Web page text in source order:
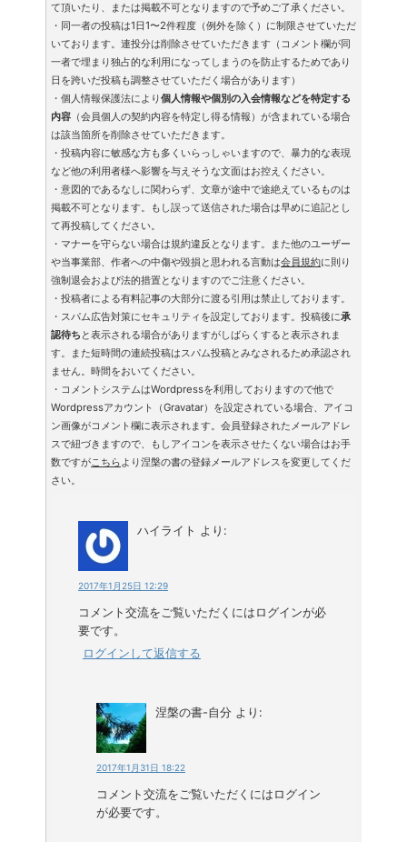
て頂いたり、または掲載不可となりますので予めご了承ください。
・同一者の投稿は1日1〜2件程度（例外を除く）に制限させていただ
いております。連投分は削除させていただきます（コメント欄が同
一者で埋まり独占的な利用になってしまうのを防止するためであり
日を跨いだ投稿も調整させていただく場合があります）
・個人情報保護法により個人情報や個別の入会情報などを特定する
内容 （会員個人の契約内容を特定し得る情報）が含まれている場合
は該当箇所を削除させていただきます。
・投稿内容に敏感な方も多くいらっしゃいますので、暴力的な表現
など他の利用者様へ影響を与えそうな文面はお控えください。
・意図的であるなしに関わらず、文章が途中で途絶えているものは
掲載不可となります。もし誤って送信された場合は早めに追記とし
て再投稿してください。
・マナーを守らない場合は規約違反となります。また他のユーザー
や当事業部、作者への中傷や毀損と思われる言動は会員規約に則り
強制退会および法的措置となりますのでご注意ください。
・投稿者による有料記事の大部分に渡る引用は禁止しております。
・スパム広告対策にセキュリティを設定しております。投稿後に承
認待ち と表示される場合がありますがしばらくすると表示されま
す。また短時間の連続投稿はスパム投稿とみなされるため承認され
ません。時間をおいてください。
・コメントシステムはWordpressを利用しておりますので他で
Wordpressアカウント（Gravatar）を設定されている場合、アイコ
ン画像がコメント欄に表示されます。会員登録されたメールアドレ
スで紐づきますので、もしアイコンを表示させたくない場合はお手
数ですがこちらより涅槃の書の登録メールアドレスを変更してくだ
さい。
ハイライト より:
2017年1月25日 12:29
コメント交流をご覧いただくにはログインが必
要です。
ログインして返信する
涅槃の書-自分 より:
2017年1月31日 18:22
コメント交流をご覧いただくにはログイン
が必要です。